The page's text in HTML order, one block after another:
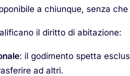
a chiunque, senza
il diritto di abitazione:
: il godimento spetta
ad altri.